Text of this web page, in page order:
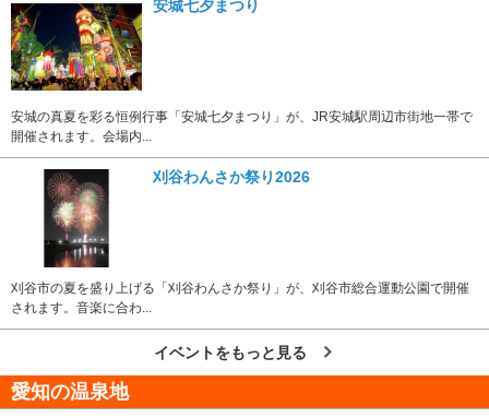
安城七夕まつり
安城の真夏を彩る恒例行事「安城七夕まつり」が、JR安城駅周辺市街地一帯で
開催されます。会場内...
刈谷わんさか祭り2026
刈谷市の夏を盛り上げる「刈谷わんさか祭り」が、刈谷市総合運動公園で開催
されます。音楽に合わ...
イベントをもっと見る
愛知の温泉地